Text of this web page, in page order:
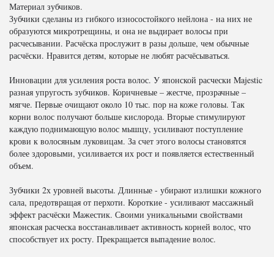
Материал зубчиков.
Зубчики сделаны из гибкого износостойкого нейлона - на них не
образуются микротрещины, и она не выдирает волосы при
расчесывании. Расчёска прослужит в разы дольше, чем обычные
расчёски. Нравится детям, которые не любят расчёсываться.
Инновации для усиления роста волос. У японской расчески Majestic
разная упругость зубчиков. Коричневые – жестче, прозрачные –
мягче. Первые очищают около 10 тыс. пор на коже головы. Так
корни волос получают больше кислорода. Вторые стимулируют
каждую поднимающую волос мышцу, усиливают поступление
крови к волосяным луковицам. За счет этого волосы становятся
более здоровыми, усиливается их рост и появляется естественный
объем.
Зубчики 2х уровней высоты. Длинные - убирают излишки кожного
сала, предотвращая от перхоти. Короткие - усиливают массажный
эффект расчёски Мажестик. Своими уникальными свойствами
японская расческа восстанавливает активность корней волос, что
способствует их росту. Прекращается выпадение волос.